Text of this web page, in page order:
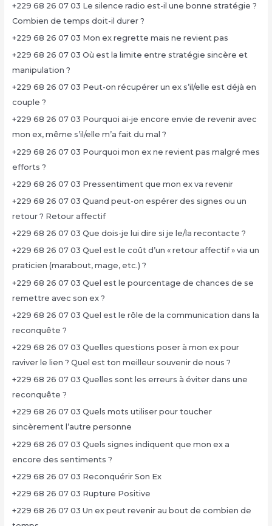
+229 68 26 07 03 Le silence radio est-il une bonne stratégie ?
Combien de temps doit-il durer ?
+229 68 26 07 03 Mon ex regrette mais ne revient pas
+229 68 26 07 03 Où est la limite entre stratégie sincère et
manipulation ?
+229 68 26 07 03 Peut-on récupérer un ex s’il/elle est déjà en
couple ?
+229 68 26 07 03 Pourquoi ai-je encore envie de revenir avec
mon ex, même s’il/elle m’a fait du mal ?
+229 68 26 07 03 Pourquoi mon ex ne revient pas malgré mes
efforts ?
+229 68 26 07 03 Pressentiment que mon ex va revenir
+229 68 26 07 03 Quand peut-on espérer des signes ou un
retour ? Retour affectif
+229 68 26 07 03 Que dois-je lui dire si je le/la recontacte ?
+229 68 26 07 03 Quel est le coût d’un « retour affectif » via un
praticien (marabout, mage, etc.) ?
+229 68 26 07 03 Quel est le pourcentage de chances de se
remettre avec son ex ?
+229 68 26 07 03 Quel est le rôle de la communication dans la
reconquête ?
+229 68 26 07 03 Quelles questions poser à mon ex pour
raviver le lien ? Quel est ton meilleur souvenir de nous ?
+229 68 26 07 03 Quelles sont les erreurs à éviter dans une
reconquête ?
+229 68 26 07 03 Quels mots utiliser pour toucher
sincèrement l’autre personne
+229 68 26 07 03 Quels signes indiquent que mon ex a
encore des sentiments ?
+229 68 26 07 03 Reconquérir Son Ex
+229 68 26 07 03 Rupture Positive
+229 68 26 07 03 Un ex peut revenir au bout de combien de